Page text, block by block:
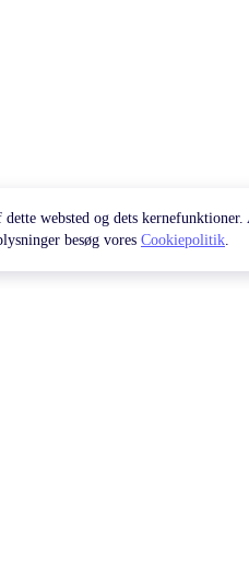
websted og dets kernefunktioner.
besøg vores Cookiepolitik.